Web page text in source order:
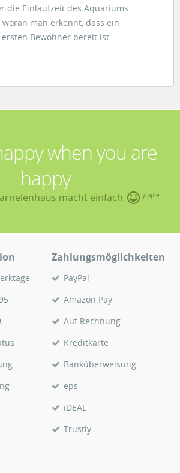
die Einlaufzeit des Aquariums
man erkennt, dass ein
Bewohner bereit ist.
when you are
happy
macht einfach yippie
Zahlungsmöglichkeiten
PayPal
Amazon Pay
Auf Rechnung
Kreditkarte
Banküberweisung
eps
iDEAL
Trustly